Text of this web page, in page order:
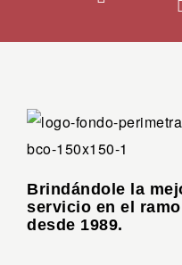
Brindándole la
servicio en el
desde 1989.